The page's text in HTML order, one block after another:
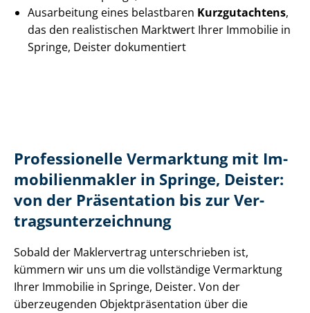
Ausarbeitung eines belastbaren Kurzgutachtens,
das den realistischen Marktwert Ihrer Immobilie in
Springe, Deister dokumentiert
Professionelle Vermarktung mit Im­
mo­bi­li­en­mak­ler in Springe, Deister:
von der Präsentation bis zur Ver­
trags­un­ter­zeich­nung
Sobald der Maklervertrag unterschrieben ist,
kümmern wir uns um die vollständige Vermarktung
Ihrer Immobilie in Springe, Deister. Von der
überzeugenden Ob­jekt­prä­sen­ta­ti­on über die